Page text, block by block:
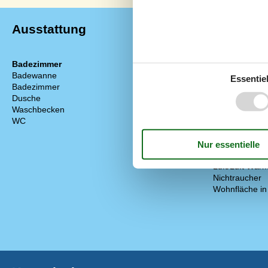
Ausstattung
Badezimmer
Badewanne
Badezimmer
Dusche
Waschbecken
WC
Diverse
Anzahl
Baujahr
Eingezäunt
Hoch
Luft/Luft
Nichtraucher
Wohnfläche in